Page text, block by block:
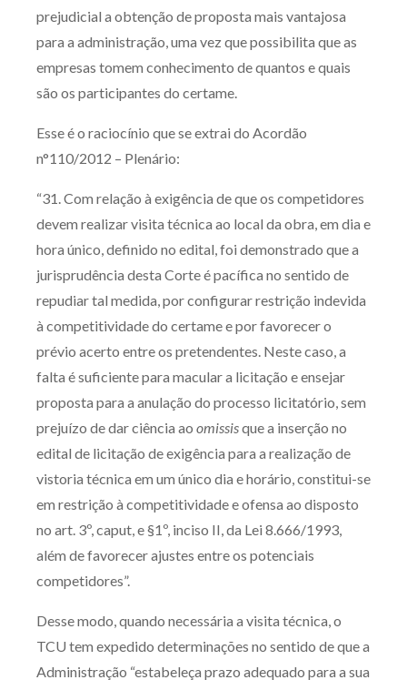
prejudicial a obtenção de proposta mais vantajosa
para a administração, uma vez que possibilita que as
empresas tomem conhecimento de quantos e quais
são os participantes do certame.
Esse é o raciocínio que se extrai do Acordão
n°110/2012 – Plenário:
“31. Com relação à exigência de que os competidores
devem realizar visita técnica ao local da obra, em dia e
hora único, definido no edital, foi demonstrado que a
jurisprudência desta Corte é pacífica no sentido de
repudiar tal medida, por configurar restrição indevida
à competitividade do certame e por favorecer o
prévio acerto entre os pretendentes. Neste caso, a
falta é suficiente para macular a licitação e ensejar
proposta para a anulação do processo licitatório, sem
prejuízo de dar ciência ao omissisque a inserção no
edital de licitação de exigência para a realização de
vistoria técnica em um único dia e horário, constitui-se
em restrição à competitividade e ofensa ao disposto
no art. 3º, caput, e §1º, inciso II, da Lei 8.666/1993,
além de favorecer ajustes entre os potenciais
competidores”.
Desse modo, quando necessária a visita técnica, o
TCU tem expedido determinações no sentido de que a
Administração “estabeleça prazo adequado para a sua